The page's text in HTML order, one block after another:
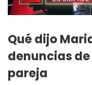
Qué dijo
denuncias
pareja